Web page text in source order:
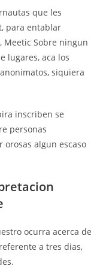
que les
para entablar
Meetic Sobre ningun
lugares, aca los
siquiera
inscriben se
personas
algun escaso
ocurra acerca de
a tres dias,